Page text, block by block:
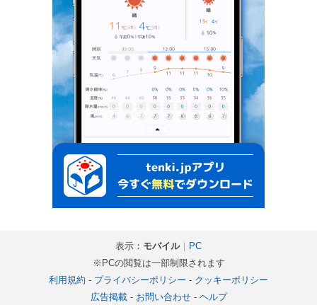
表示： モバイル｜ PC
※PCの閲覧は一部制限されます
利用規約 - プライバシーポリシー - クッキーポリシー
広告掲載- お問い合わせ- ヘルプ